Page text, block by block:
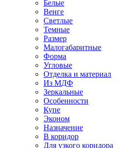
Белые
Венге
Светлые
Темные
Размер
Малогабаритные
Форма
Угловые
Отделка и материал
Из МДФ
Зеркальные
Особенности
Купе
Эконом
Назначение
В коридор
Для узкого коридора